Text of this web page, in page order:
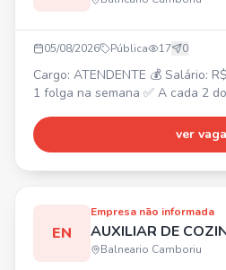
05/08/2026 Pública 17 0
Cargo: ATENDENTE 💰 Salário: R$ 2.150,00. Benefícios: ✅
1 folga na semana ✅ A cada 2
Farmácia São João ✅ Gympass ✅
Refeição no local ✅ VT caso
ver vaga
EN
Empresa não informada
AUXILIAR DE
Balneario Camboriu